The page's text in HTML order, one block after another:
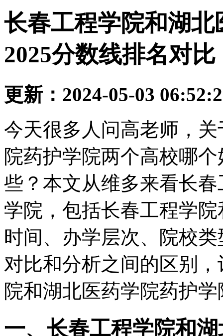
长春工程学院和湖
2025分数线排名对比
更新：2024-05-03
今天很多人问高老师，
院药护学院两个高校哪
些？本文从维多来看长
学院，包括长春工程学
时间、办学层次、院校
对比和分析之间的区别
院和湖北医药学院药护
一、长春工程学院和